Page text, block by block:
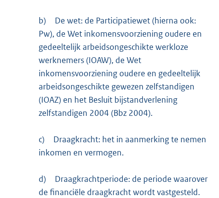
b)
De wet: de Participatiewet (hierna ook:
Pw), de Wet inkomensvoorziening oudere en
gedeeltelijk arbeidsongeschikte werkloze
werknemers (IOAW), de Wet
inkomensvoorziening oudere en gedeeltelijk
arbeidsongeschikte gewezen zelfstandigen
(IOAZ) en het Besluit bijstandverlening
zelfstandigen 2004 (Bbz 2004).
c)
Draagkracht: het in aanmerking te nemen
inkomen en vermogen.
d)
Draagkrachtperiode: de periode waarover
de financiële draagkracht wordt vastgesteld.